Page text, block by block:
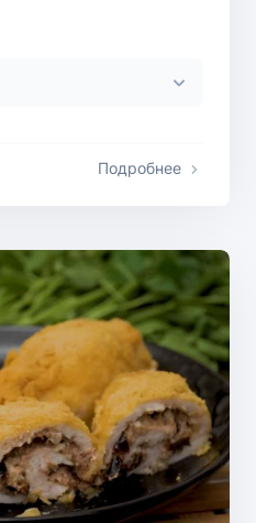
Подробнее